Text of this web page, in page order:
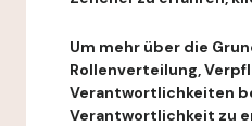
Um mehr über die
Rollenverteilung,
Verantwortlichkeiten
Verantwortlichkeit zu